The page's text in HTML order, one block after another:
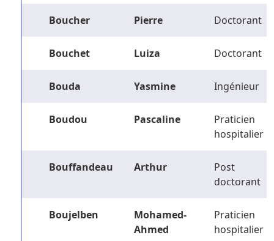
Boucher Pierre Doctorant
Bouchet Luiza Doctorant
Bouda Yasmine Ingénieur
Boudou Pascaline
Praticien
hospitalier
Bouffandeau Arthur
Post
doctorant
Boujelben
Mohamed-
Ahmed
Praticien
hospitalier